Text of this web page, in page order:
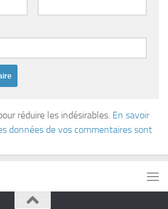
réduire les indésirables. En savoir
données de vos commentaires sont